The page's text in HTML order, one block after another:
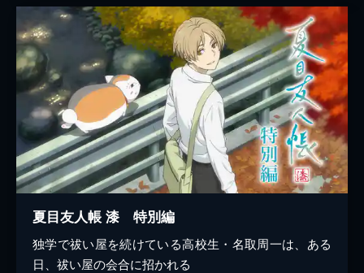
夏目友人帳 漆 特別編
独学で祓い屋を続けている高校生・名取周一は、ある
日、祓い屋の会合に招かれる